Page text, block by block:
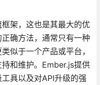
架，这也是其最大的优
确方法，通常只有一种
似于一个产品或平台，
和维护。Ember.js提供
具以及对API升级的强